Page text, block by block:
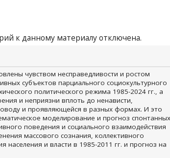
к данному материалу отключена.
чувством несправедливости и ростом
субъектов парциального социокультурного
политического режима 1985-2024 гг., а
и неприязни вплоть до ненависти,
и проявляющейся в разных формах. И это
моделирование и прогноз спонтанных
поведения и социального взаимодействия
массового сознания, коллективного
населения и власти в 1985-2011 гг. и прогноз на